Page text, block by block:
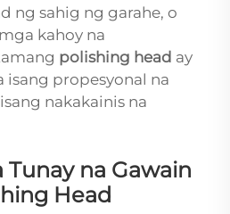
ng sahig ng garahe, o
kahoy na
polishing head ay
isang propesyonal na
nakakainis na
Tunay na Gawain
Head